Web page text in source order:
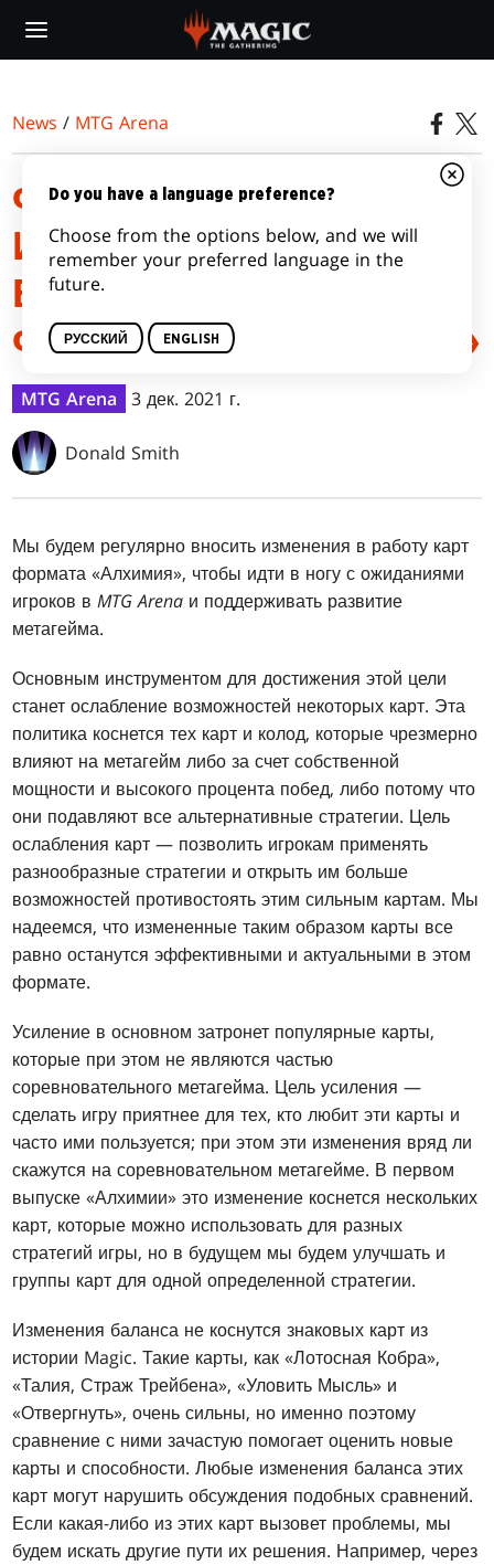
main
News / MTG Arena
ФИЛОСОФИЯ
ИЗМЕНЕНИЯ
БАЛАНСА КАРТ ДЛЯ
ФОРМАТА «АЛХИМИЯ»
MTG Arena 3 дек. 2021 г.
Donald Smith
Мы будем регулярно вносить изменения в работу карт
формата «Алхимия», чтобы идти в ногу с ожиданиями
игроков вMTG Arena и поддерживать развитие
метагейма.
Основным инструментом для достижения этой цели
станет ослабление возможностей некоторых карт. Эта
политика коснется тех карт и колод, которые чрезмерно
влияют на метагейм либо за счет собственной
мощности и высокого процента побед, либо потому что
они подавляют все альтернативные стратегии. Цель
ослабления карт — позволить игрокам применять
разнообразные стратегии и открыть им больше
возможностей противостоять этим сильным картам. Мы
надеемся, что измененные таким образом карты все
равно останутся эффективными и актуальными в этом
формате.
Усиление в основном затронет популярные карты,
которые при этом не являются частью
соревновательного метагейма. Цель усиления —
сделать игру приятнее для тех, кто любит эти карты и
часто ими пользуется; при этом эти изменения вряд ли
скажутся на соревновательном метагейме. В первом
выпуске «Алхимии» это изменение коснется нескольких
карт, которые можно использовать для разных
стратегий игры, но в будущем мы будем улучшать и
группы карт для одной определенной стратегии.
Изменения баланса не коснутся знаковых карт из
истории Magic. Такие карты, как «Лотосная Кобра»,
«Талия, Страж Трейбена», «Уловить Мысль» и
«Отвергнуть», очень сильны, но именно поэтому
сравнение с ними зачастую помогает оценить новые
карты и способности. Любые изменения баланса этих
карт могут нарушить обсуждения подобных сравнений.
Если какая-либо из этих карт вызовет проблемы, мы
будем искать другие пути их решения. Например, через
Do you have a language preference?
Choose from the options below, and we will
remember your preferred language in the
future.
РУССКИЙ ENGLISH